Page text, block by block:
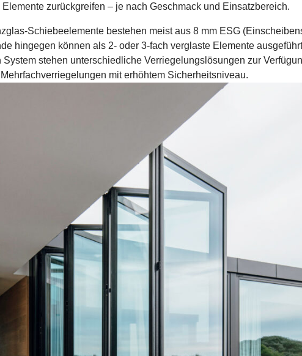
Elemente zurückgreifen – je nach Geschmack und Einsatzbereich.
Schiebeelemente bestehen meist aus 8 mm ESG
hingegen können als 2- oder 3-fach verglaste Elemente
stehen unterschiedliche Verriegelungslösungen zur
Mehrfachverriegelungen mit erhöhtem Sicherheitsniveau.